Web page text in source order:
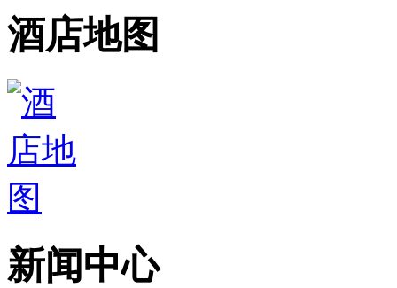
酒店地图
新闻中心